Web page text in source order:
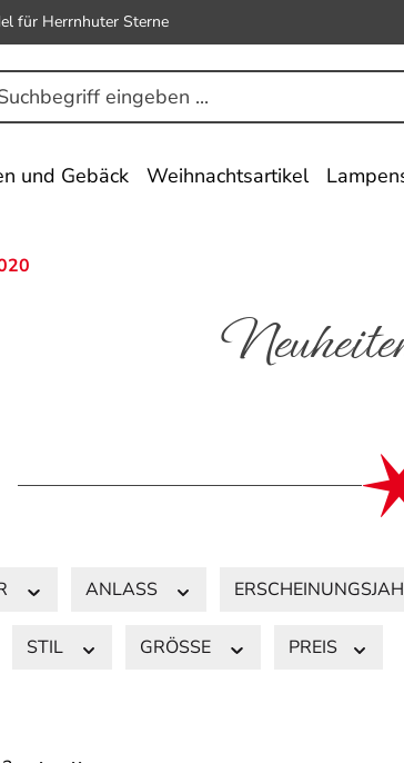
für Herrnhuter Sterne
und Gebäck Weihnachtsartikel
ANLASS
STIL GRÖSSE PREIS